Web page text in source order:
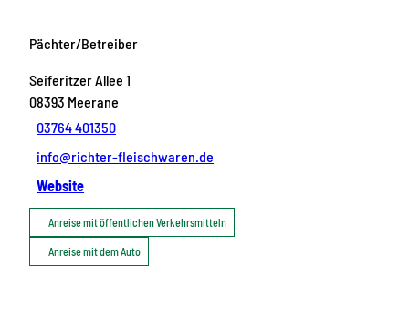
Pächter/Betreiber
Seiferitzer Allee 1
08393 Meerane
03764 401350
info@richter-fleischwaren.de
Website
Anreise mit öffentlichen Verkehrsmitteln
Anreise mit dem Auto